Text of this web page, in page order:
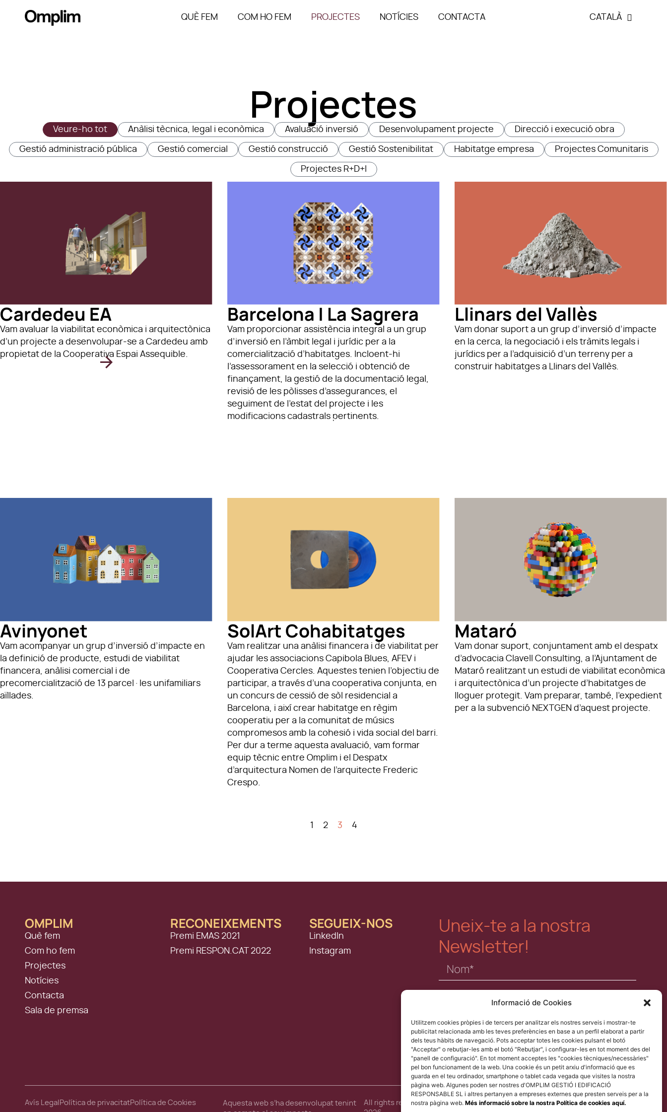
Informació de Cookies
Utilitzem cookies pròpies i de tercers per analitzar els nostres serveis i mostrar-te
publicitat relacionada amb les teves preferències en base a un perfil elaborat a partir
dels teus hàbits de navegació. Pots acceptar totes les cookies pulsant el botó
"Acceptar" o rebutjar-les amb el botó "Rebutjar", i configurar-les en tot moment des del
"panell de configuració". En tot moment acceptes les "cookies tècniques/necessàries"
pel bon funcionament de la web. Una cookie és un petit arxiu d'informació que es
guarda en el teu ordinador, smartphone o tablet cada vegada que visites la nostra
pàgina web. Algunes poden ser nostres d'OMPLIM GESTIÓ I EDIFICACIÓ
RESPONSABLE SL i altres pertanyen a empreses externes que presten serveis per a la
nostra pàgina web. Més informació sobre la nostra Política de cookies aquí.
QUÈ FEM COM HO FEM PROJECTES NOTÍCIES CONTACTA CATALÀ
Projectes
Anàlisi tècnica, legal i econòmica Avaluació inversió Desenvolupament projecte Direcció i execució obra
Gestió administració pública Gestió comercial Gestió construcció Gestió Sostenibilitat Habitatge empresa Projectes Comunitaris
Projectes R+D+I
Veure-ho tot
Cardedeu EA
Vam avaluar la viabilitat econòmica i arquitectònica
d’un projecte a desenvolupar-se a Cardedeu amb
propietat de la Cooperativa Espai Assequible.
Barcelona | La Sagrera
Vam proporcionar assistència integral a un grup
d’inversió en l’àmbit legal i jurídic per a la
comercialització d’habitatges. Incloent-hi
l’assessorament en la selecció i obtenció de
finançament, la gestió de la documentació legal,
revisió de les pòlisses d’assegurances, el
seguiment de l’estat del projecte i les
modificacions cadastrals pertinents.
Llinars del Vallès
Vam donar suport a un grup d’inversió d’impacte
en la cerca, la negociació i els tràmits legals i
jurídics per a l’adquisició d’un terreny per a
construir habitatges a Llinars del Vallès.
Avinyonet
Vam acompanyar un grup d’inversió d’impacte en
la definició de producte, estudi de viabilitat
financera, anàlisi comercial i de
precomercialització de 13 parcel·les unifamiliars
aïllades.
SolArt Cohabitatges
Vam realitzar una anàlisi financera i de viabilitat per
ajudar les associacions Capibola Blues, AFEV i
Cooperativa Cercles. Aquestes tenien l’objectiu de
participar, a través d’una cooperativa conjunta, en
un concurs de cessió de sòl residencial a
Barcelona, i així crear habitatge en règim
cooperatiu per a la comunitat de músics
compromesos amb la cohesió i vida social del barri.
Per dur a terme aquesta avaluació, vam formar
equip tècnic entre Omplim i el Despatx
d’arquitectura Nomen de l’arquitecte Frederic
Crespo.
Mataró
Vam donar suport, conjuntament amb el despatx
d’advocacia Clavell Consulting, a l’Ajuntament de
Mataró realitzant un estudi de viabilitat econòmica
i arquitectònica d’un projecte d’habitatges de
lloguer protegit. Vam preparar, també, l’expedient
per a la subvenció NEXTGEN d’aquest projecte.
1 2 3 4
OMPLIM
Què fem
Com ho fem
Projectes
Notícies
Contacta
Sala de premsa
RECONEIXEMENTS
Premi EMAS 2021
Premi RESPON.CAT 2022
SEGUEIX-NOS
LinkedIn
Instagram
Uneix-te a la nostra
Newsletter!
He llegit i accepto la política de privacitat.
Enviar
Avís Legal Política de privacitatPolítica de Cookies
Aquesta web s’ha desenvolupat tenint
All rights reserved, Omplim